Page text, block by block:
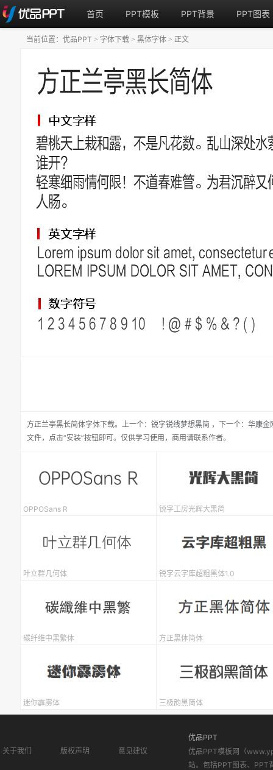
首页 PPT模板 PPT背景 PPT图表
方正兰亭黑长简体字体下载。 上一个： 锐字锐线梦想黑简 ， 下一个： 华康金
文件，点击“安装”按钮即可。仅供学习使用，商用请联系作者。
当前位置： 优品PPT > 字体下载 > 黑体字体 > 正文
OPPOSans R 锐字工房光辉大黑简
叶立群几何体 锐字云字库超粗黑体1.0
碳纤维中黑繁体 方正黑体简体
迷你霹雳体 三极韵黑简体
关于我们 版权声明 意见建议
优品PPT
优品PPT模板网（
站。包括PPT图表、PPT